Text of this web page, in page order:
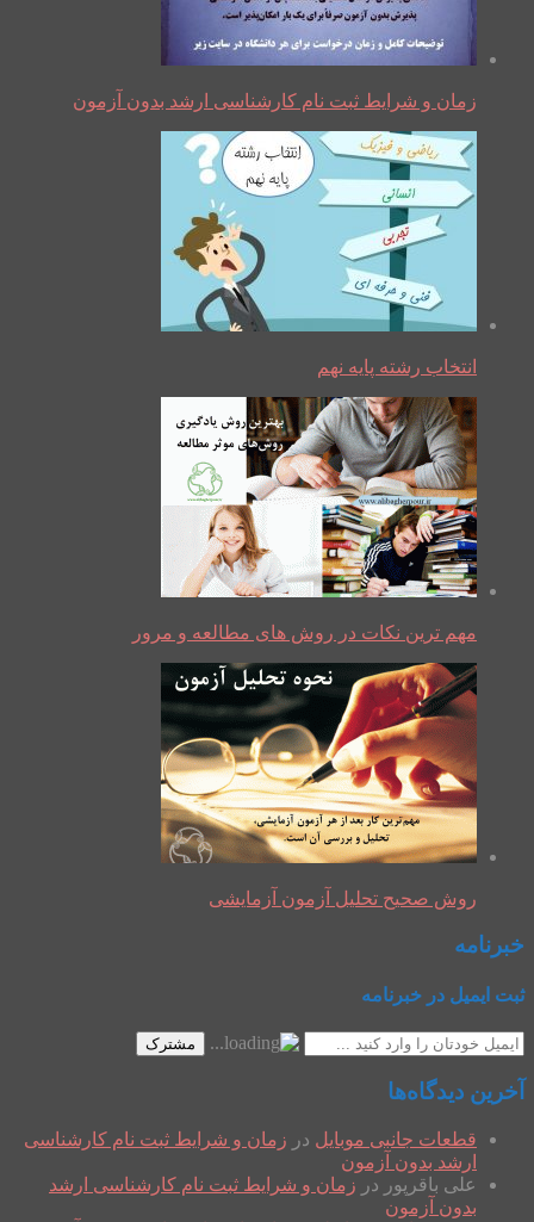
زمان و شرایط ثبت نام کارشناسی ارشد بدون آزمون
انتخاب رشته پایه نهم
مهم ترین نکات در روش های مطالعه و مرور
روش صحیح تحلیل آزمون آزمایشی
خبرنامه
ثبت ایمیل در خبرنامه
مشترک
آخرین دیدگاه‌ها
قطعات جانبی موبایل در زمان و شرایط ثبت نام کارشناسی
ارشد بدون آزمون
علی باقرپور در زمان و شرایط ثبت نام کارشناسی ارشد
بدون آزمون